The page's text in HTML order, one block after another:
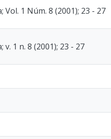
1 Núm. 8 (2001); 23 - 27
1 n. 8 (2001); 23 - 27